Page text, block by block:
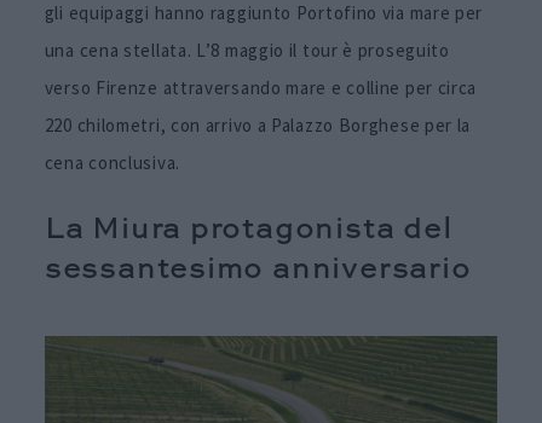
gli equipaggi hanno raggiunto Portofino via mare per
una cena stellata. L’8 maggio il tour è proseguito
verso Firenze attraversando mare e colline per circa
220 chilometri, con arrivo a Palazzo Borghese per la
cena conclusiva.
La Miura protagonista del
sessantesimo anniversario